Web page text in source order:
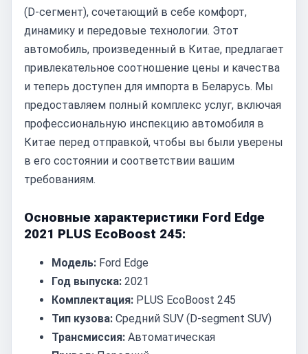
(D-сегмент), сочетающий в себе комфорт,
динамику и передовые технологии. Этот
автомобиль, произведенный в Китае, предлагает
привлекательное соотношение цены и качества
и теперь доступен для импорта в Беларусь. Мы
предоставляем полный комплекс услуг, включая
профессиональную инспекцию автомобиля в
Китае перед отправкой, чтобы вы были уверены
в его состоянии и соответствии вашим
требованиям.
Основные характеристики Ford Edge
2021 PLUS EcoBoost 245:
Модель: Ford Edge
Год выпуска: 2021
Комплектация: PLUS EcoBoost 245
Тип кузова: Средний SUV (D-segment SUV)
Трансмиссия: Автоматическая